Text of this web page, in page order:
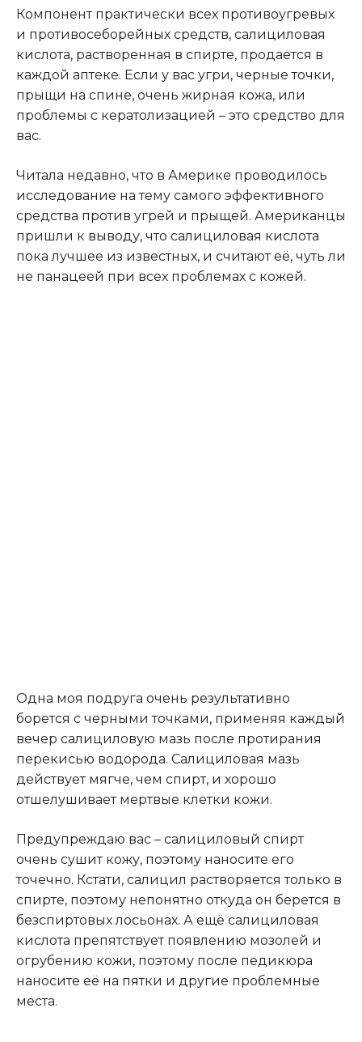
Компонент практически всех противоугревых
и противосеборейных средств, салициловая
кислота, растворенная в спирте, продается в
каждой аптеке. Если у вас угри, черные точки,
прыщи на спине, очень жирная кожа, или
проблемы с кератолизацией – это средство для
вас.
Читала недавно, что в Америке проводилось
исследование на тему самого эффективного
средства против угрей и прыщей. Американцы
пришли к выводу, что салициловая кислота
пока лучшее из известных, и считают её, чуть ли
не панацеей при всех проблемах с кожей.
Одна моя подруга очень результативно
борется с черными точками, применяя каждый
вечер салициловую мазь после протирания
перекисью водорода. Салициловая мазь
действует мягче, чем спирт, и хорошо
отшелушивает мертвые клетки кожи.
Предупреждаю вас – салициловый спирт
очень сушит кожу, поэтому наносите его
точечно. Кстати, салицил растворяется только в
спирте, поэтому непонятно откуда он берется в
безспиртовых лосьонах. А ещё салициловая
кислота препятствует появлению мозолей и
огрубению кожи, поэтому после педикюра
наносите её на пятки и другие проблемные
места.